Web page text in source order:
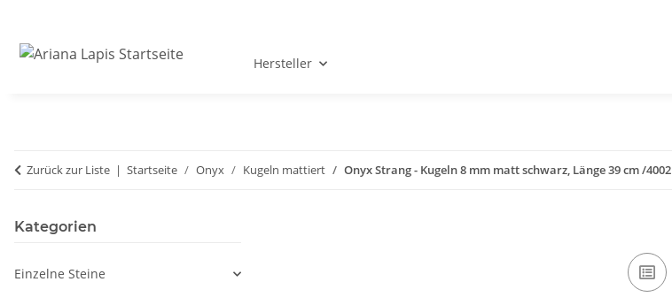
Hersteller
Zurück zur Liste Startseite Onyx Kugeln mattiert Onyx Strang - Kugeln 8 mm matt schwarz, Länge 39 cm /4002
Kategorien
Einzelne Steine